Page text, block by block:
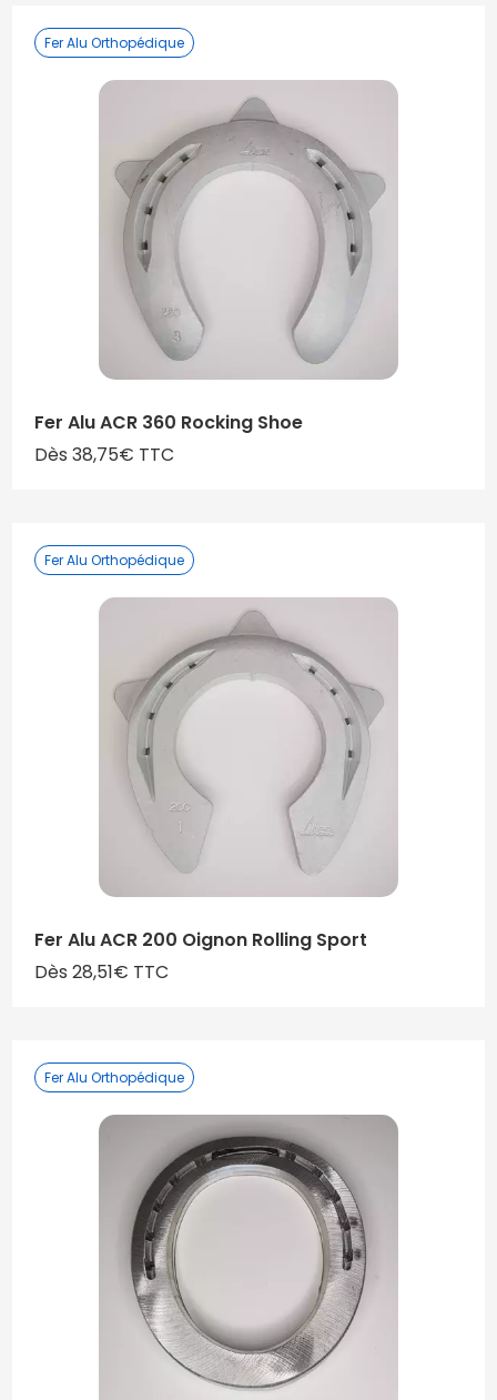
Fer Alu Orthopédique
Fer Alu ACR 360 Rocking Shoe
Dès 38,75€ TTC
Fer Alu Orthopédique
Fer Alu ACR 200 Oignon Rolling Sport
Dès 28,51€ TTC
Fer Alu Orthopédique